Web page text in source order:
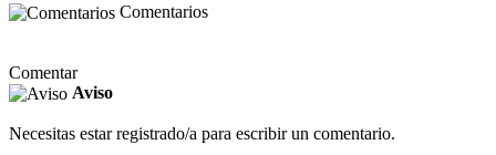
Comentarios
Comentar
Aviso
Necesitas estar registrado/a para escribir un comentario.